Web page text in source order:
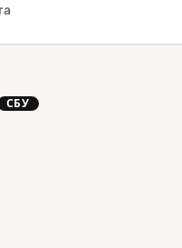
СБУ